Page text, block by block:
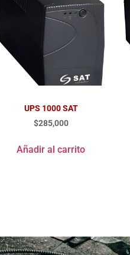
UPS 1000 SAT
$285,000
Añadir al carrito